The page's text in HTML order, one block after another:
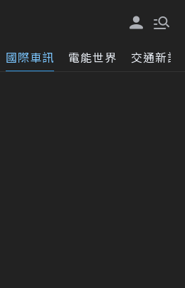
國際車訊 電能世界 交通新訊